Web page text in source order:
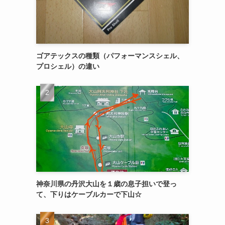
ゴアテックスの種類（パフォーマンスシェル、
プロシェル）の違い
神奈川県の丹沢大山を１歳の息子担いで登っ
て、下りはケーブルカーで下山☆